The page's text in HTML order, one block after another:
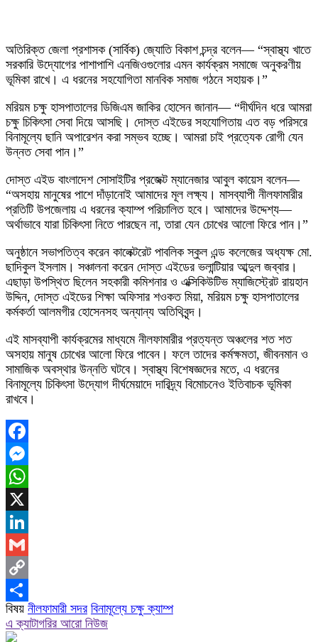
অতিরিক্ত জেলা প্রশাসক (সার্বিক) জ্যোতি বিকাশ চন্দ্র বলেন— “স্বাস্থ্য খাতে
সরকারি উদ্যোগের পাশাপাশি এনজিওগুলোর এমন কার্যক্রম সমাজে অনুকরণীয়
ভূমিকা রাখে। এ ধরনের সহযোগিতা মানবিক সমাজ গঠনে সহায়ক।”
মরিয়ম চক্ষু হাসপাতালের ডিজিএম জাকির হোসেন জানান— “দীর্ঘদিন ধরে আমরা
চক্ষু চিকিৎসা সেবা দিয়ে আসছি। দোস্ত এইডের সহযোগিতায় এত বড় পরিসরে
বিনামূল্যে ছানি অপারেশন করা সম্ভব হচ্ছে। আমরা চাই প্রত্যেক রোগী যেন
উন্নত সেবা পান।”
দোস্ত এইড বাংলাদেশ সোসাইটির প্রজেক্ট ম্যানেজার আবুল কায়েস বলেন—
“অসহায় মানুষের পাশে দাঁড়ানোই আমাদের মূল লক্ষ্য। মাসব্যাপী নীলফামারীর
প্রতিটি উপজেলায় এ ধরনের ক্যাম্প পরিচালিত হবে। আমাদের উদ্দেশ্য—
অর্থাভাবে যারা চিকিৎসা নিতে পারছেন না, তারা যেন চোখের আলো ফিরে পান।”
অনুষ্ঠানে সভাপতিত্ব করেন কালেক্টরেট পাবলিক স্কুল এন্ড কলেজের অধ্যক্ষ মো.
ছাদিকুল ইসলাম। সঞ্চালনা করেন দোস্ত এইডের ভলান্টিয়ার আব্দুল জব্বার।
এছাড়া উপস্থিত ছিলেন সহকারী কমিশনার ও এক্সিকিউটিভ ম্যাজিস্ট্রেট রায়হান
উদ্দিন, দোস্ত এইডের শিক্ষা অফিসার শওকত মিয়া, মরিয়ম চক্ষু হাসপাতালের
কর্মকর্তা আলমগীর হোসেনসহ অন্যান্য অতিথিবৃন্দ।
এই মাসব্যাপী কার্যক্রমের মাধ্যমে নীলফামারীর প্রত্যন্ত অঞ্চলের শত শত
অসহায় মানুষ চোখের আলো ফিরে পাবেন। ফলে তাদের কর্মক্ষমতা, জীবনমান ও
সামাজিক অবস্থার উন্নতি ঘটবে। স্বাস্থ্য বিশেষজ্ঞদের মতে, এ ধরনের
বিনামূল্যে চিকিৎসা উদ্যোগ দীর্ঘমেয়াদে দারিদ্র্য বিমোচনেও ইতিবাচক ভূমিকা
রাখবে।
Facebook
Messenger
WhatsApp
X
LinkedIn
Gmail
Copy
Link
Share
বিষয় নীলফামারী সদর বিনামূল্যে চক্ষু ক্যাম্প
এ ক্যাটাগরির আরো নিউজ